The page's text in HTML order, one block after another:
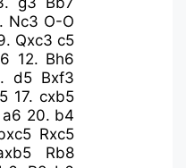
Nc3 O-O
Qxc3 c5
12. Bh6
d5 Bxf3
17.cxb5
a6 20. b4
Rxc5
Rb8